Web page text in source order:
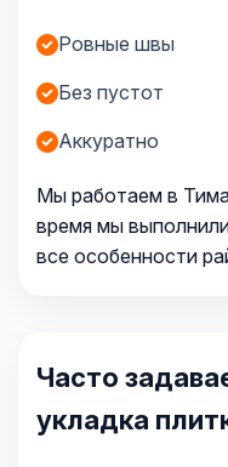
Ровные швы
Без пустот
Аккуратно
Мы работаем в
время мы
все особенности
Часто
укладка